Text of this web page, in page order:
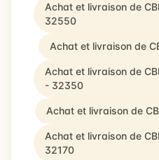
Achat et livraison de
32550
Achat et livraison de
Achat et livraison de
- 32350
Achat et livraison de
Achat et livraison de
32170